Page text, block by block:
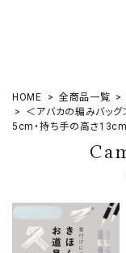
HOME 全商品一覧
＜アバカの編みバッ
5cm・持ち手の高さ